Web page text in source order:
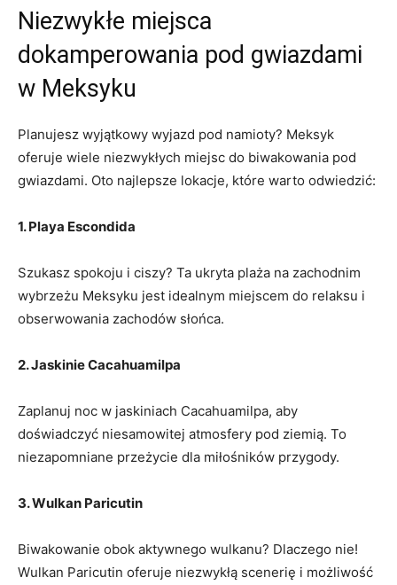
Niezwykłe miejsca
dokamperowania pod gwiazdami
w Meksyku
Planujesz wyjątkowy wyjazd pod namioty? Meksyk
oferuje wiele niezwykłych miejsc do biwakowania pod
gwiazdami. Oto najlepsze lokacje, które warto odwiedzić:
1. Playa Escondida
Szukasz spokoju i ciszy? Ta ukryta plaża na zachodnim
wybrzeżu Meksyku jest idealnym miejscem do relaksu i
obserwowania zachodów słońca.
2. Jaskinie Cacahuamilpa
Zaplanuj noc w jaskiniach Cacahuamilpa, aby
doświadczyć niesamowitej atmosfery pod ziemią. To
niezapomniane przeżycie dla miłośników przygody.
3. Wulkan Paricutin
Biwakowanie obok aktywnego wulkanu? Dlaczego nie!
Wulkan Paricutin oferuje niezwykłą scenerię i możliwość